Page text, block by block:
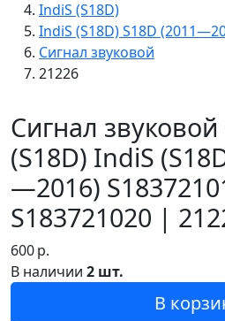
IndiS (S18D)
IndiS (S18D) S18D
Сигнал звуковой
21226
Сигнал
(S18D) IndiS
—2016)
S183721020 |
600р.
В наличии 2 шт.
В